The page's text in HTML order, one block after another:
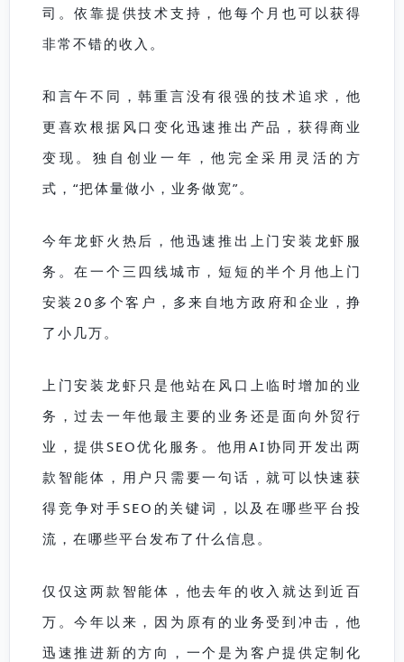
司。依靠提供技术支持，他每个月也可以获得
非常不错的收入。
和言午不同，韩重言没有很强的技术追求，他
更喜欢根据风口变化迅速推出产品，获得商业
变现。独自创业一年，他完全采用灵活的方
式，“把体量做小，业务做宽”。
今年龙虾火热后，他迅速推出上门安装龙虾服
务。在一个三四线城市，短短的半个月他上门
安装20多个客户，多来自地方政府和企业，挣
了小几万。
上门安装龙虾只是他站在风口上临时增加的业
务，过去一年他最主要的业务还是面向外贸行
业，提供SEO优化服务。他用AI协同开发出两
款智能体，用户只需要一句话，就可以快速获
得竞争对手SEO的关键词，以及在哪些平台投
流，在哪些平台发布了什么信息。
仅仅这两款智能体，他去年的收入就达到近百
万。今年以来，因为原有的业务受到冲击，他
迅速推进新的方向，一个是为客户提供定制化